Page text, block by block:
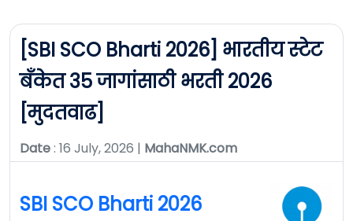
[SBI SCO Bharti 2026] भारतीय स्टेट
बँकेत 35 जागांसाठी भरती 2026
[मुदतवाढ]
Date: 16 July, 2026 | MahaNMK.com
SBI SCO Bharti 2026